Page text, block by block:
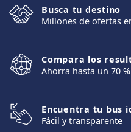
Busca tu destino
Millones de ofertas
Compara los
Ahorra hasta un 70 %
Encuentra tu bus
Fácil y transparente